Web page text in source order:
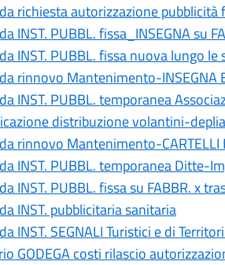
richiesta autorizzazione pubblicità
INST. PUBBL. fissa_INSEGNA su
INST. PUBBL. fissa nuova lungo le
rinnovo Mantenimento-INSEGNA
INST. PUBBL. temporanea
distribuzione volantini-
rinnovo Mantenimento-
INST. PUBBL. temporanea Ditte-
INST. PUBBL. fissa su FABBR. x
INST. pubblicitaria sanitaria
INST. SEGNALI Turistici e di
GODEGA costi rilascio